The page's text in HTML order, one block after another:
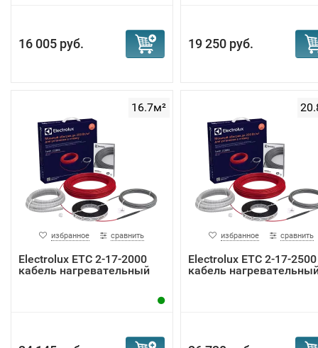
16 005 руб. 19 250 руб.
16.7м²
избранное сравнить
Electrolux ETC 2-17-2000
кабель нагревательный
избранное сравнить
Electrolux ETC 2-17-2500
кабель